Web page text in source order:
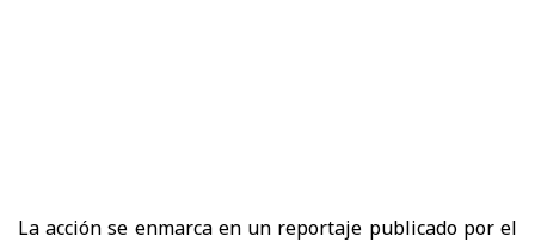
La acción se enmarca en un reportaje publicado por el